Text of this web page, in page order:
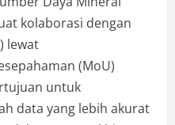
kolaborasi dengan
lewat
(MoU)
untuk
data yang lebih akurat